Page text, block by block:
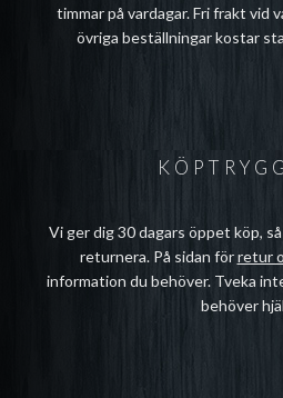
timmar på vardagar. Fri frakt vid
övriga beställningar kostar
Vi ger dig 30 dagars öppet köp,
returnera. På sidan förretur
information du behöver. Tveka
behöver